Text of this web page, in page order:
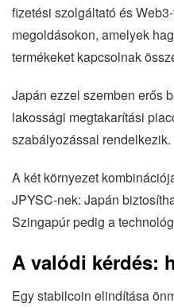
fizetési szolgáltató és
megoldásokon, amelyek
termékeket kapcsolnak
Japán ezzel szemben erős
lakossági megtakarítási
szabályozással rendelkezik.
A két környezet
JPYSC-nek: Japán
Szingapúr pedig a
A valódi kérdés:
Egy stabilcoin elindítása